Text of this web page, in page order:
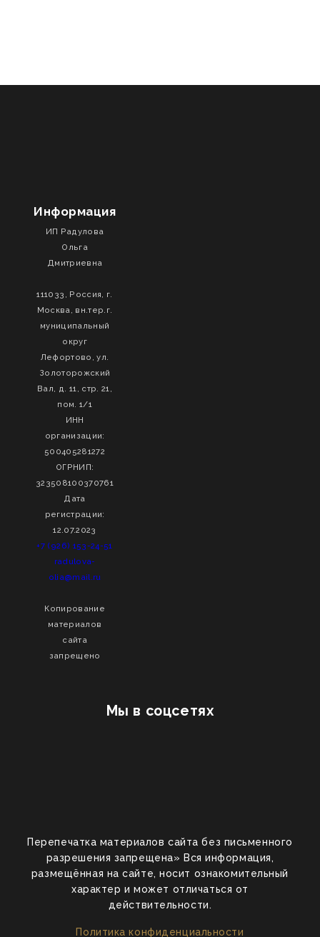
Мы в соцсетях
Информация
ИП Радулова
Ольга
Дмитриевна
111033, Россия, г.
Москва, вн.тер.г.
муниципальный
округ
Лефортово, ул.
Золоторожский
Вал, д. 11, стр. 21,
пом. 1/1
ИНН
организации:
500405281272
ОГРНИП:
323508100370761
Дата
регистрации:
12.07.2023
+7 (926) 153-24-51
radulova-
olia@mail.ru
Копирование
материалов
сайта
запрещено
Перепечатка материалов сайта без письменного
разрешения запрещена» Вся информация,
размещённая на сайте, носит ознакомительный
характер и может отличаться от
действительности.
Политика конфиденциальности